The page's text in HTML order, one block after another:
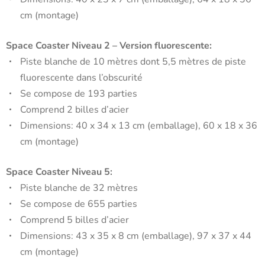
cm (montage)
Space Coaster Niveau 2 – Version fluorescente:
Piste blanche de 10 mètres dont 5,5 mètres de piste
fluorescente dans l’obscurité
Se compose de 193 parties
Comprend 2 billes d’acier
Dimensions: 40 x 34 x 13 cm (emballage), 60 x 18 x 36
cm (montage)
Space Coaster Niveau 5:
Piste blanche de 32 mètres
Se compose de 655 parties
Comprend 5 billes d’acier
Dimensions: 43 x 35 x 8 cm (emballage), 97 x 37 x 44
cm (montage)